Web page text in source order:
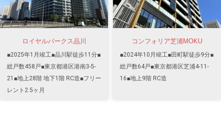
ロイヤルパークス品川
■2025年1月竣工■品川駅徒歩11分■
総戸数458戸■東京都港区港南3-5-
21■地上28階 地下1階 RC造■フリー
レント2.5ヶ月
コンフォリア芝浦MOKU
■2024年10月竣工■田町駅徒歩9分■
総戸数64戸■東京都港区芝浦4-11-
16■地上9階 RC造